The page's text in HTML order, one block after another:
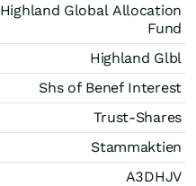
Highland Global Allocation
Fund
Highland Glbl
Shs of Benef Interest
Trust-Shares
Stammaktien
A3DHJV